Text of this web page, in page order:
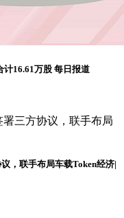
16.61万股 每日报道
，联手布局车载Token经济|